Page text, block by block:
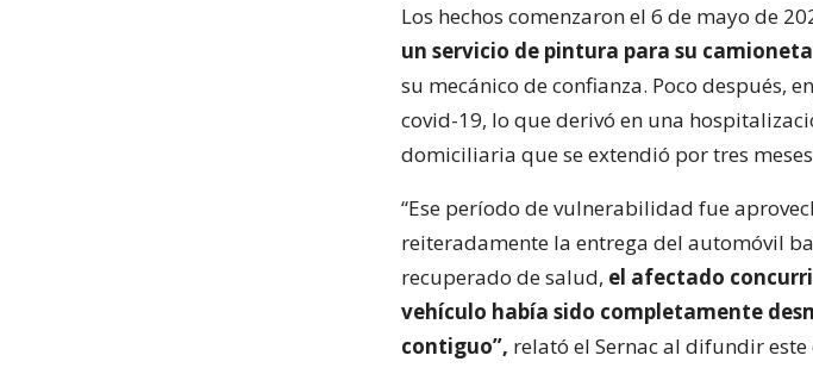
Los hechos comenzaron el 6 de mayo de
un servicio de pintura para su
su mecánico de confianza. Poco después,
covid-19, lo que derivó en una
domiciliaria que se extendió por tres
“Ese período de vulnerabilidad fue
reiteradamente la entrega del automóvil
recuperado de salud, el afectado
vehículo había sido completamente
contiguo”, relató el Sernac al difundir este